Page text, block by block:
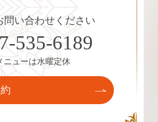
問い合わせください
535-6189
ニューは水曜定休